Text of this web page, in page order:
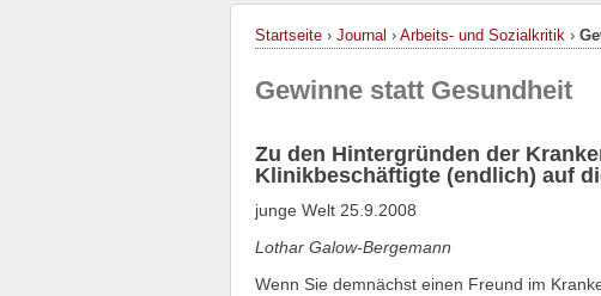
Startseite › Journal › Arbeits- und Sozialkritik ›
Gewinne statt Gesundheit
Zu den Hintergründen der
Klinikbeschäftigte (endlich) auf
junge Welt 25.9.2008
Lothar Galow-Bergemann
Wenn Sie demnächst einen Freund im